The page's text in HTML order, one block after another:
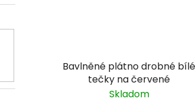
Bavlněné plátno drobné bílé
tečky na červené
Skladom